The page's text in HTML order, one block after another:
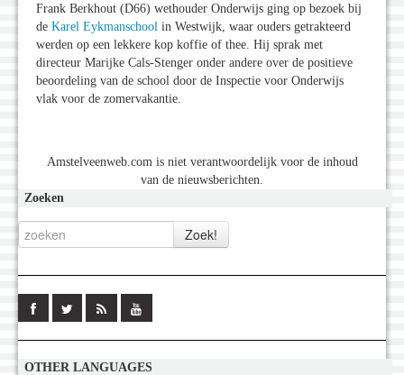
Frank Berkhout (D66) wethouder Onderwijs ging op bezoek bij
de Karel Eykmanschool in Westwijk, waar ouders getrakteerd
werden op een lekkere kop koffie of thee. Hij sprak met
directeur Marijke Cals-Stenger onder andere over de positieve
beoordeling van de school door de Inspectie voor Onderwijs
vlak voor de zomervakantie.
Amstelveenweb.com is niet verantwoordelijk voor de inhoud
van de nieuwsberichten.
Zoeken
OTHER LANGUAGES